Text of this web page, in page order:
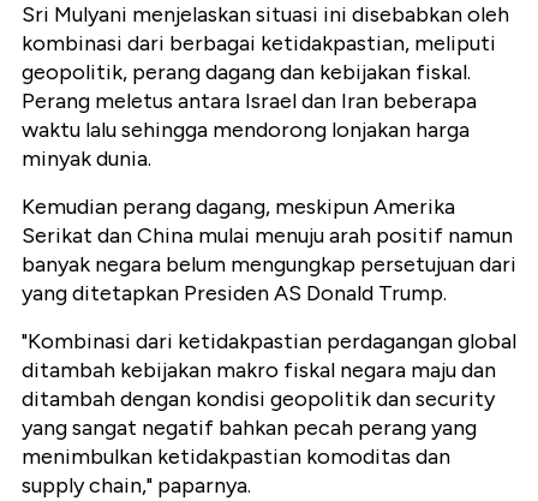
Sri Mulyani menjelaskan situasi ini disebabkan oleh
kombinasi dari berbagai ketidakpastian, meliputi
geopolitik, perang dagang dan kebijakan fiskal.
Perang meletus antara Israel dan Iran beberapa
waktu lalu sehingga mendorong lonjakan harga
minyak dunia.
Kemudian perang dagang, meskipun Amerika
Serikat dan China mulai menuju arah positif namun
banyak negara belum mengungkap persetujuan dari
yang ditetapkan Presiden AS Donald Trump.
"Kombinasi dari ketidakpastian perdagangan global
ditambah kebijakan makro fiskal negara maju dan
ditambah dengan kondisi geopolitik dan security
yang sangat negatif bahkan pecah perang yang
menimbulkan ketidakpastian komoditas dan
supply chain," paparnya.